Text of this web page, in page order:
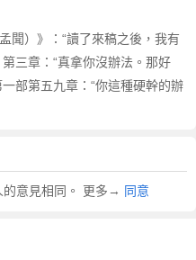
聞）》：“讀了來稿之後，我有
三章：“真拿你沒辦法。那好
部第五九章：“你這種硬幹的辦
的意見相同。 更多→ 同意